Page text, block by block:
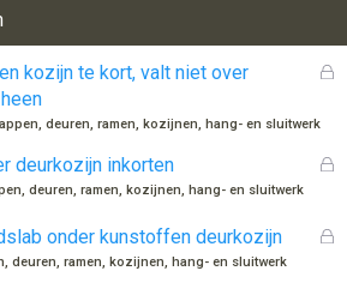
G
o
kozijn te kort, valt niet over
deuren, ramen, kozijnen, hang- en sluitwerk
G
deurkozijn inkorten
deuren, ramen, kozijnen, hang- en sluitwerk
G
onder kunstoffen deurkozijn
deuren, ramen, kozijnen, hang- en sluitwerk